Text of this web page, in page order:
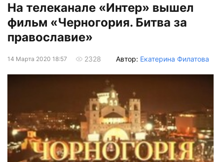
На телеканале «Интер» вышел
фильм «Черногория. Битва за
православие»
14 Марта 2020 18:57 2328 Автор: Екатерина Филатова